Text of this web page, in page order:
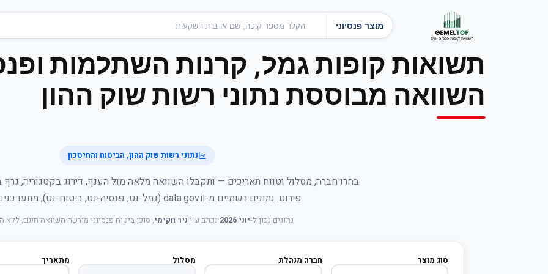
מוצר פנסיוני
תשואות קופות גמל, קרנות השתלמות
השוואה מבוססת נתוני רשות שוק ההון
נתוני רשות שוק ההון, הביטוח והחיסכון
בחרו חברה, מסלול וטווח תאריכים — ותקבלו השוואה מלאה מול הענף, דירוג בקטגוריה, גרף
פירוט. נתונים רשמיים מ-data.gov.il (גמל-נט, פנסיה-נט, ביטוח-נט), מתעדכנים יומית.
נתונים נכון ל-יוני 2026 ·נכתב ע"י ניר חקימי, סוכן ביטוח פנסיוני מורשה·השוואה חינם, ללא
סוג מוצר חברה מנהלת מסלול מתאריך